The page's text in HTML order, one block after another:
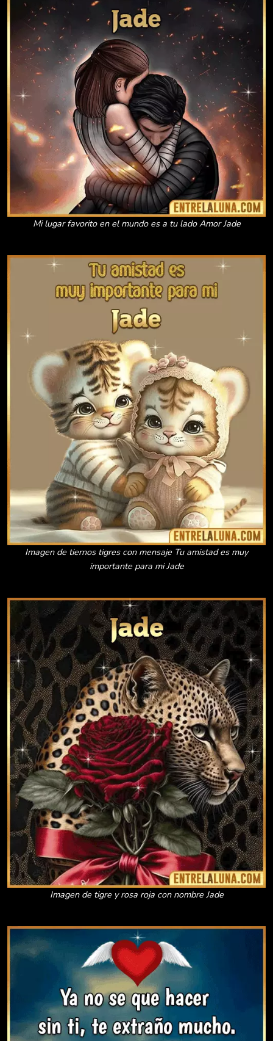
Mi lugar favorito en el mundo es a tu lado Amor Jade
Imagen de tiernos tigres con mensaje Tu amistad es muy
importante para mi Jade
Imagen de tigre y rosa roja con nombre Jade